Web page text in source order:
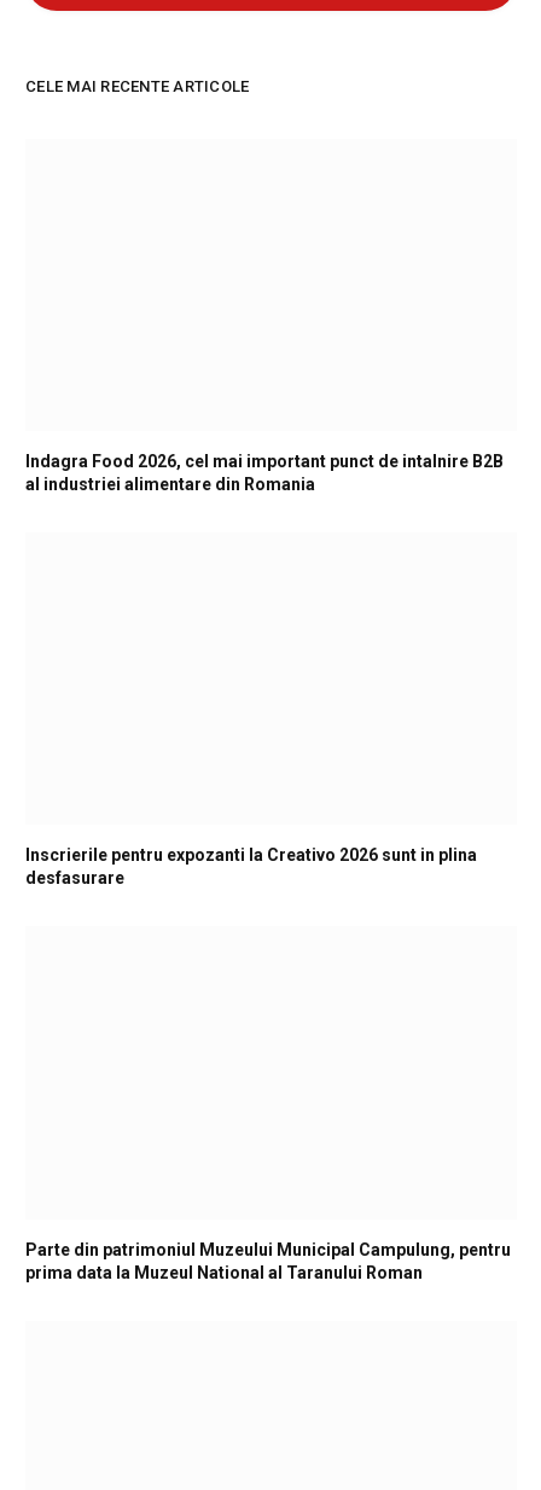
CELE MAI RECENTE ARTICOLE
Indagra Food 2026, cel mai important punct de intalnire B2B
al industriei alimentare din Romania
Inscrierile pentru expozanti la Creativo 2026 sunt in plina
desfasurare
Parte din patrimoniul Muzeului Municipal Campulung, pentru
prima data la Muzeul National al Taranului Roman